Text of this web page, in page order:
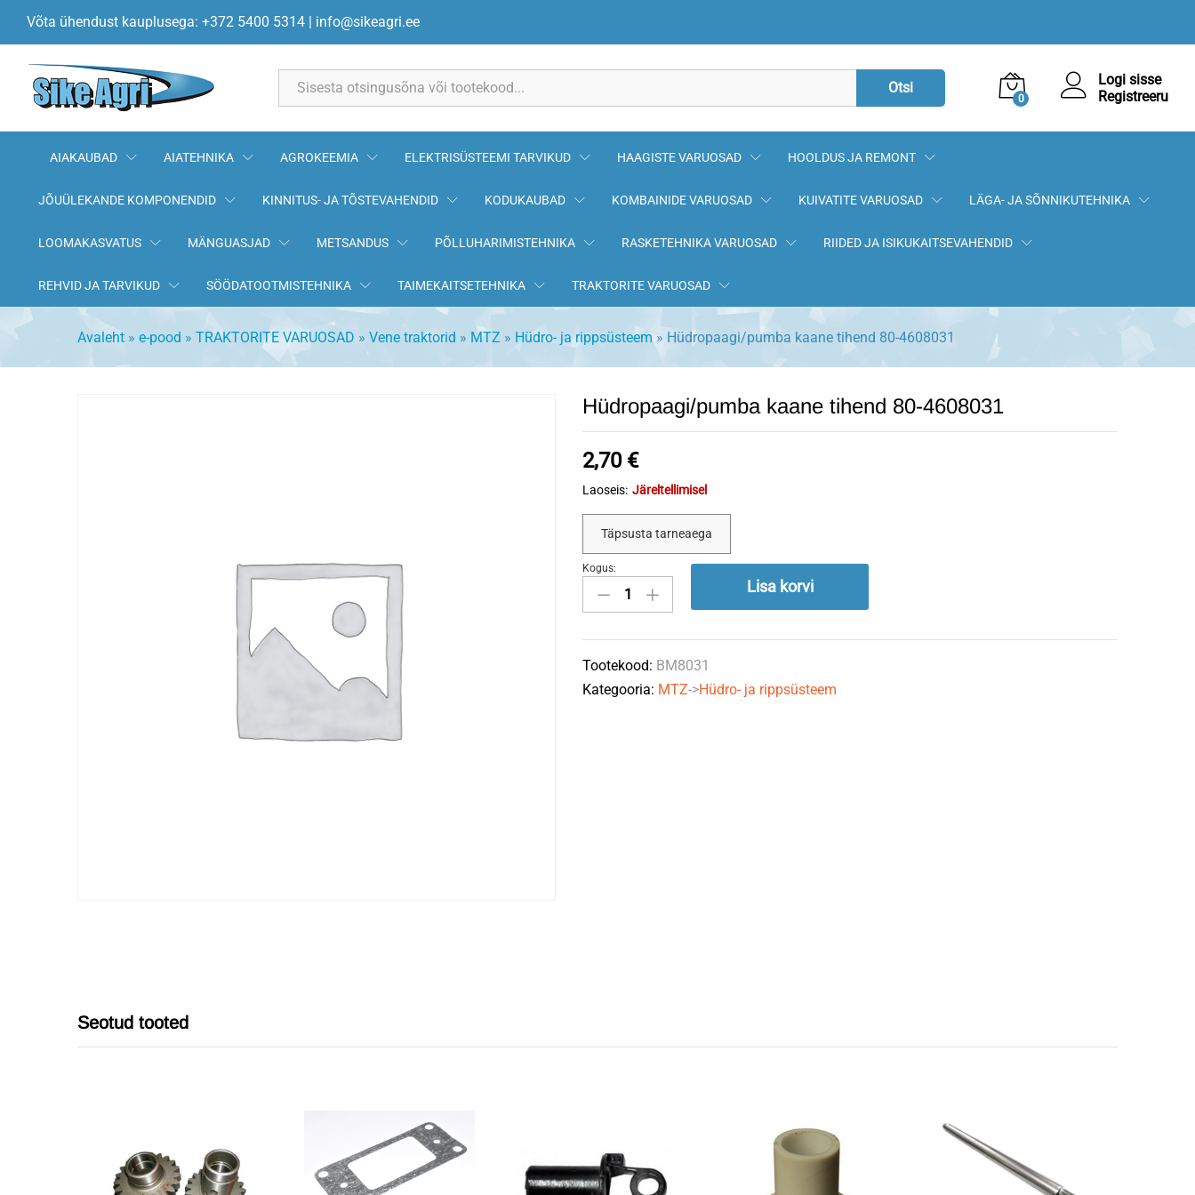
Võta ühendust kauplusega: +372 5400 5314 | info@sikeagri.ee
Otsi
0
Logi sisse
Registreeru
AIAKAUBAD AIATEHNIKA AGROKEEMIA ELEKTRISÜSTEEMI TARVIKUD HAAGISTE VARUOSAD HOOLDUS JA REMONT
JÕUÜLEKANDE KOMPONENDID KINNITUS- JA TÕSTEVAHENDID KODUKAUBAD KOMBAINIDE VARUOSAD KUIVATITE VARUOSAD LÄGA- JA SÕNNIKUTEHNIKA
LOOMAKASVATUS MÄNGUASJAD METSANDUS PÕLLUHARIMISTEHNIKA RASKETEHNIKA VARUOSAD RIIDED JA ISIKUKAITSEVAHENDID
REHVID JA TARVIKUD SÖÖDATOOTMISTEHNIKA TAIMEKAITSETEHNIKA TRAKTORITE VARUOSAD
Avaleht » e-pood » TRAKTORITE VARUOSAD » Vene traktorid » MTZ » Hüdro- ja rippsüsteem » Hüdropaagi/pumba kaane tihend 80-4608031
Hüdropaagi/pumba kaane tihend 80-4608031
2,70 €
Laoseis: Järeltellimisel
Täpsusta tarneaega
Hüdropaagi/pumba
kaane
80-
4608031
quantity
Kogus:
Lisa korvi
Tootekood: BM8031
Kategooria: MTZ->Hüdro- ja rippsüsteem
Seotud tooted
Hüdropaagi/pumba kaane tihend 80-4608031